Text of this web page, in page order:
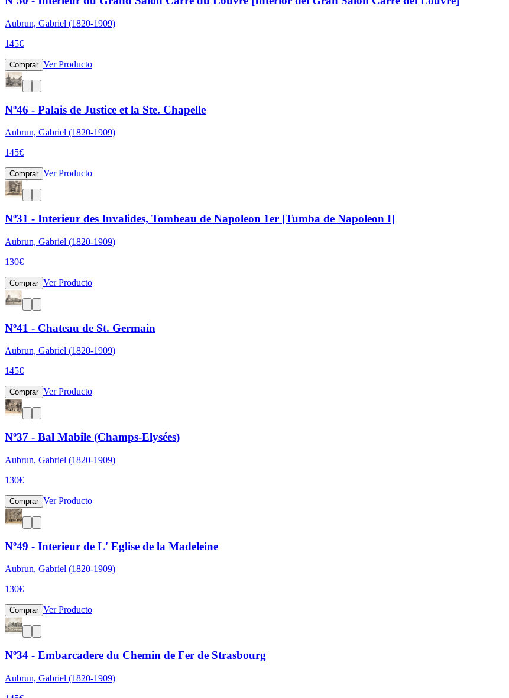
Aubrun, Gabriel (1820-1909)
145€
Comprar Ver Producto
Nº46 - Palais de Justice et la Ste. Chapelle
Aubrun, Gabriel (1820-1909)
145€
Comprar Ver Producto
Nº31 - Interieur des Invalides, Tombeau de Napoleon 1er [Tumba de Napoleon I]
Aubrun, Gabriel (1820-1909)
130€
Comprar Ver Producto
Nº41 - Chateau de St. Germain
Aubrun, Gabriel (1820-1909)
145€
Comprar Ver Producto
Nº37 - Bal Mabile (Champs-Elysées)
Aubrun, Gabriel (1820-1909)
130€
Comprar Ver Producto
Nº49 - Interieur de L' Eglise de la Madeleine
Aubrun, Gabriel (1820-1909)
130€
Comprar Ver Producto
Nº34 - Embarcadere du Chemin de Fer de Strasbourg
Aubrun, Gabriel (1820-1909)